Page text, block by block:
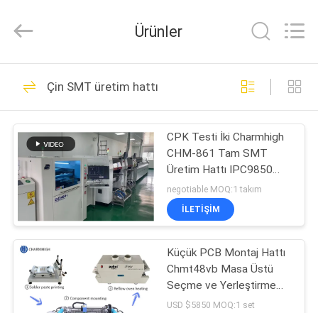
ÜRÜNLER
VIDEOLAR
HAKKIMIZDA
FABRIKA
TURU
TECHNOLOGY
LIMITED.
Reserved.
SMT Alma ve
Yerleştirme
Makinesi
74
SMT üretim hattı
37
Ürünler
Çin SMT üretim hattı
CPK Testi İki Charmhigh
CHM-861 Tam SMT
Üretim Hattı IPC9850
26000cph'yi Geçti
negotiable MOQ:1 takım
İLETIŞIM
Küçük PCB Montaj Hattı
Chmt48vb Masa Üstü
Seçme ve Yerleştirme
T961 Yeniden Akış Fırını
USD $5850 MOQ:1 set